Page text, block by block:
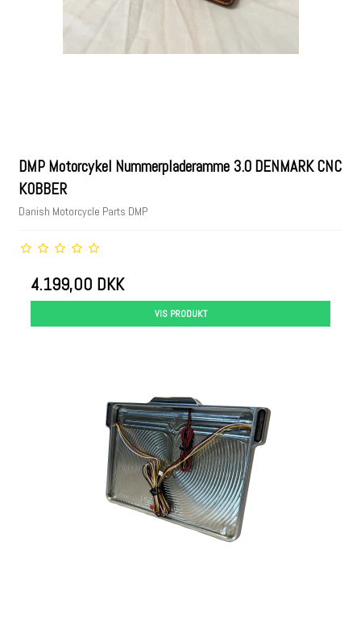
DMP Motorcykel Nummerpladeramme 3.0 DENMARK CNC
KOBBER
Danish Motorcycle Parts DMP
4.199,00 DKK
VIS PRODUKT